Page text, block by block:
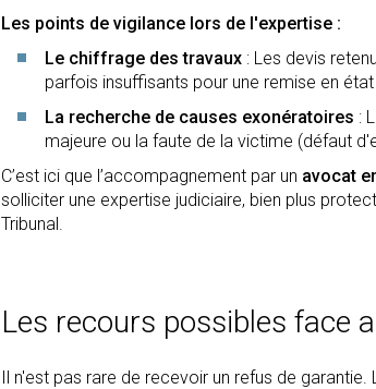
Les points de vigilance lors de l'expertise :
Le chiffrage des travaux : Les devis
parfois insuffisants pour une remise en
La recherche de causes exonératoires :
majeure ou la faute de la victime (défaut
C’est ici que l’accompagnement par un avocat
solliciter une expertise judiciaire, bien plus
Tribunal.
Les recours possibles face
Il n'est pas rare de recevoir un refus de